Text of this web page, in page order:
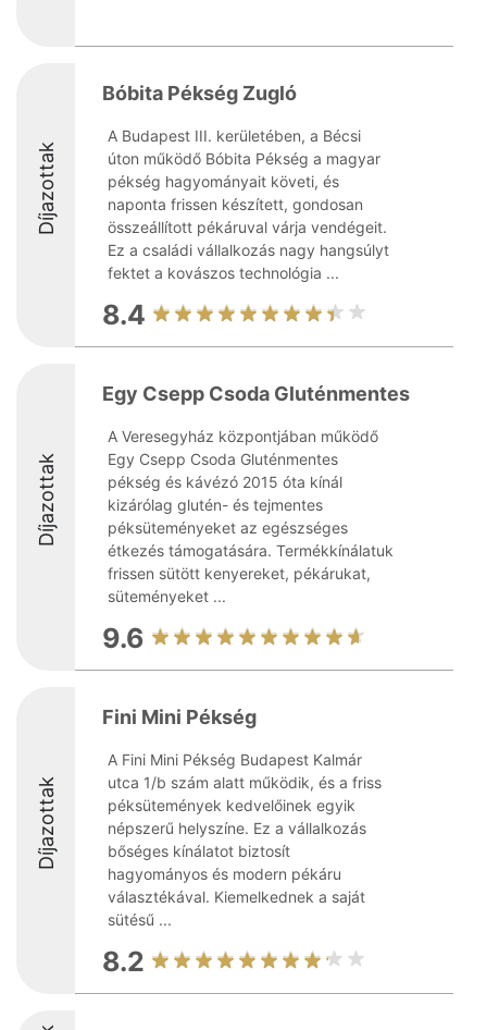
Díjazottak
Bóbita Pékség Zugló
A Budapest III. kerületében, a Bécsi
úton működő Bóbita Pékség a magyar
pékség hagyományait követi, és
naponta frissen készített, gondosan
összeállított pékáruval várja vendégeit.
Ez a családi vállalkozás nagy hangsúlyt
fektet a kovászos technológia ...
8.4
Díjazottak
Egy Csepp Csoda Gluténmentes
A Veresegyház központjában működő
Egy Csepp Csoda Gluténmentes
pékség és kávézó 2015 óta kínál
kizárólag glutén- és tejmentes
péksüteményeket az egészséges
étkezés támogatására. Termékkínálatuk
frissen sütött kenyereket, pékárukat,
süteményeket ...
9.6
Díjazottak
Fini Mini Pékség
A Fini Mini Pékség Budapest Kalmár
utca 1/b szám alatt működik, és a friss
péksütemények kedvelőinek egyik
népszerű helyszíne. Ez a vállalkozás
bőséges kínálatot biztosít
hagyományos és modern pékáru
választékával. Kiemelkednek a saját
sütésű ...
8.2